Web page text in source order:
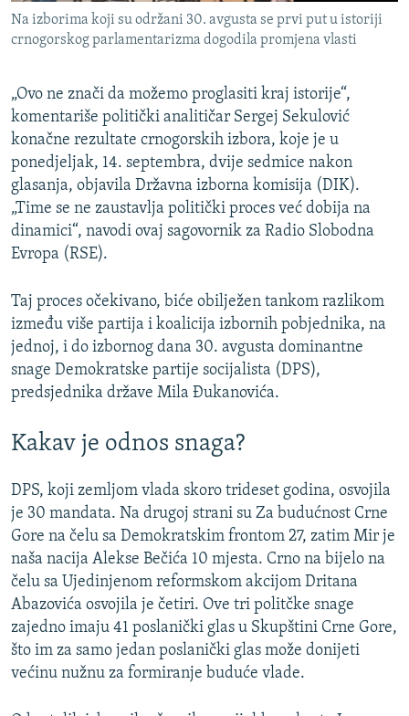
POPLAVE I KLIZIŠTA U BIH 2024.
POST SCRIPTUM
MOJA EVROPA
TRI DECENIJE OD RATA U BIH
SVE KARTE DEJTONA
NASTANAK I RASPAD JUGOSLAVIJE
Na izborima koji su održani 30. avgusta se prvi put u istoriji
crnogorskog parlamentarizma dogodila promjena vlasti
„Ovo ne znači da možemo proglasiti kraj istorije“,
komentariše politički analitičar Sergej Sekulović
konačne rezultate crnogorskih izbora, koje je u
ponedjeljak, 14. septembra, dvije sedmice nakon
glasanja, objavila Državna izborna komisija (DIK).
„Time se ne zaustavlja politički proces već dobija na
dinamici“, navodi ovaj sagovornik za Radio Slobodna
Evropa (RSE).
Taj proces očekivano, biće obilježen tankom razlikom
između više partija i koalicija izbornih pobjednika, na
jednoj, i do izbornog dana 30. avgusta dominantne
snage Demokratske partije socijalista (DPS),
predsjednika države Mila Đukanovića.
Kakav je odnos snaga?
DPS, koji zemljom vlada skoro trideset godina, osvojila
je 30 mandata. Na drugoj strani su Za budućnost Crne
Gore na čelu sa Demokratskim frontom 27, zatim Mir je
naša nacija Alekse Bečića 10 mjesta. Crno na bijelo na
čelu sa Ujedinjenom reformskom akcijom Dritana
Abazovića osvojila je četiri. Ove tri politčke snage
zajedno imaju 41 poslanički glas u Skupštini Crne Gore,
što im za samo jedan poslanički glas može donijeti
većinu nužnu za formiranje buduće vlade.